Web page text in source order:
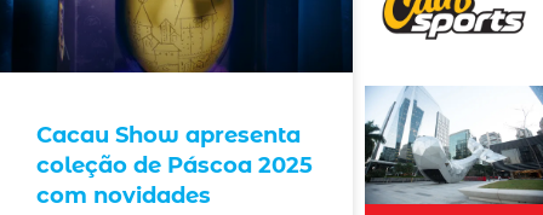
Cacau Show apresenta
coleção de Páscoa 2025
com novidades